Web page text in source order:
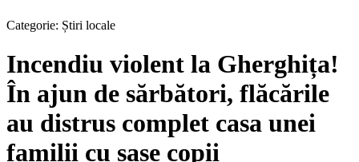
Categorie: Știri locale
Incendiu violent la Gherghița!
În ajun de sărbători, flăcările
au distrus complet casa unei
familii cu șase copii